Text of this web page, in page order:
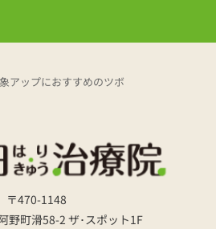
アップにおすすめのツボ
〒470-1148
野町滑58-2 ザ･スポット1F